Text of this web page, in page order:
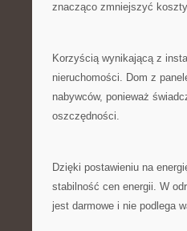
‍znacząco⁢ zmniejszyć
Korzyścią‍ wynikającą z
nieruchomości.⁤ Dom⁣ z
nabywców,‍ ponieważ
⁤oszczędności.
Dzięki postawieniu ⁢na
stabilność cen energii. W
jest ​darmowe‌ i ​nie podlega